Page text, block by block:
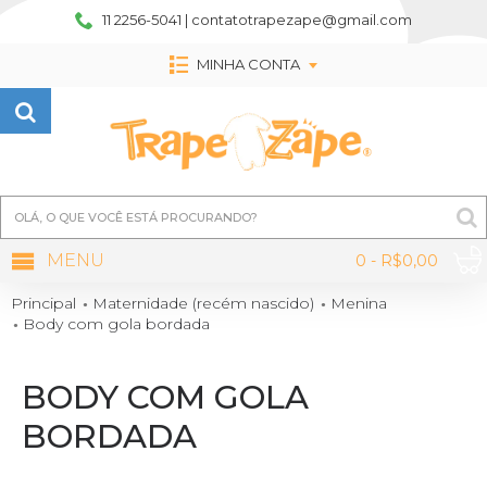
11 2256-5041 | contatotrapezape@gmail.com
MINHA CONTA
0 - R$0,00
MENU
Principal Maternidade (recém nascido)
Menina
Body com gola bordada
BODY COM GOLA
BORDADA